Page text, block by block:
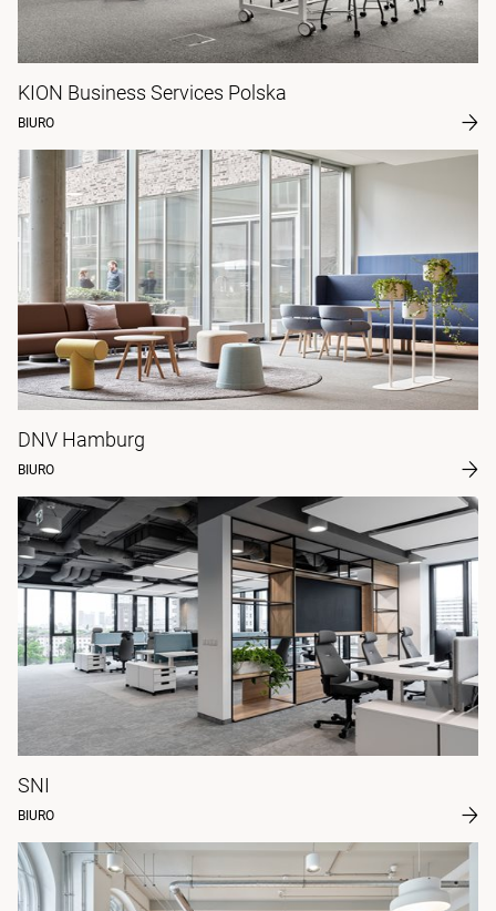
KION Business Services Polska
BIURO
DNV Hamburg
BIURO
SNI
BIURO